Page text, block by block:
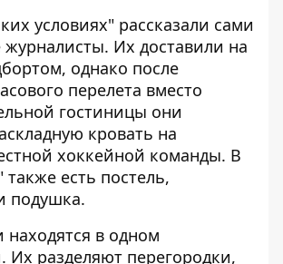
условиях" рассказали сами
журналисты. Их доставили на
однако после
перелета вместо
гостиницы они
кровать на
хоккейной команды. В
также есть постель,
подушка.
находятся в одном
разделяют перегородки,